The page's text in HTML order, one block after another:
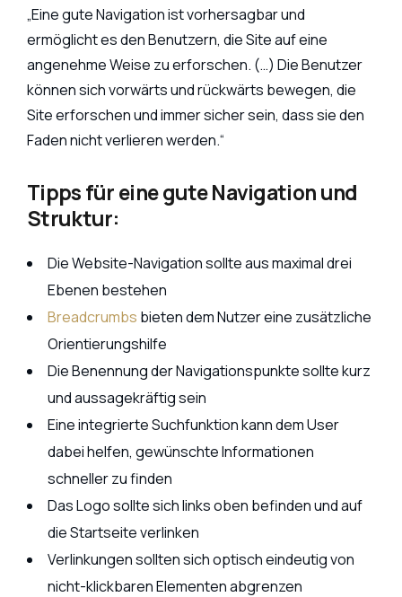
„Eine gute Navigation ist vorhersagbar und
ermöglicht es den Benutzern, die Site auf eine
angenehme Weise zu erforschen. (…) Die Benutzer
können sich vorwärts und rückwärts bewegen, die
Site erforschen und immer sicher sein, dass sie den
Faden nicht verlieren werden.“
Tipps für eine gute Navigation und
Struktur:
Die Website-Navigation sollte aus maximal drei
Ebenen bestehen
Breadcrumbs bieten dem Nutzer eine zusätzliche
Orientierungshilfe
Die Benennung der Navigationspunkte sollte kurz
und aussagekräftig sein
Eine integrierte Suchfunktion kann dem User
dabei helfen, gewünschte Informationen
schneller zu finden
Das Logo sollte sich links oben befinden und auf
die Startseite verlinken
Verlinkungen sollten sich optisch eindeutig von
nicht-klickbaren Elementen abgrenzen